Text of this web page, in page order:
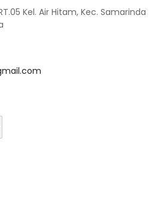
Kel. Air Hitam, Kec. Samarinda